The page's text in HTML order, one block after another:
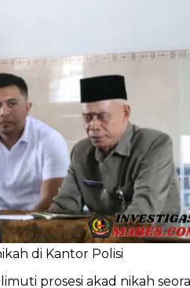
di Kantor Polisi
prosesi akad nikah